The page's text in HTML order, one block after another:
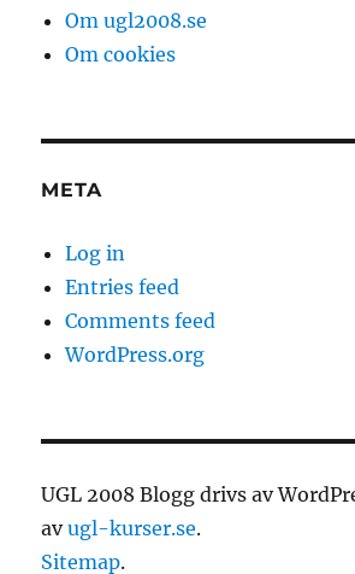
Om ugl2008.se
Om cookies
META
Log in
Entries feed
Comments feed
WordPress.org
UGL 2008 Blogg drivs av
avugl-kurser.se.
Sitemap.